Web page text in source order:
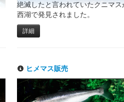
絶滅したと言われていたクニマ
西湖で発見されました。
詳細
ヒメマス販売